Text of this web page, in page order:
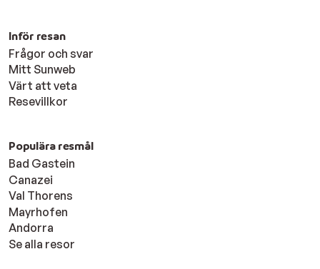
Inför resan
Frågor och svar
Mitt Sunweb
Värt att veta
Resevillkor
Populära resmål
Bad Gastein
Canazei
Val Thorens
Mayrhofen
Andorra
Se alla resor